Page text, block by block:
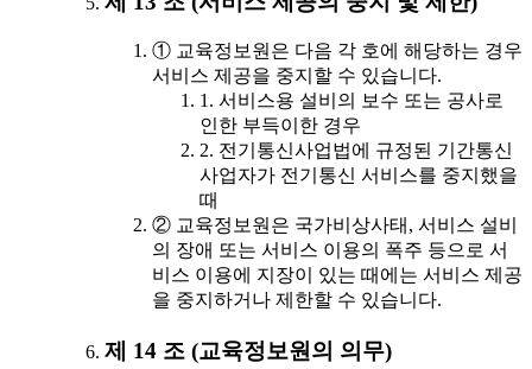
① 교육정보원은 다음 각 호에 해당하는 경우
서비스 제공을 중지할 수 있습니다.
1. 서비스용 설비의 보수 또는 공사로
인한 부득이한 경우
2. 전기통신사업법에 규정된 기간통신
사업자가 전기통신 서비스를 중지했을
때
② 교육정보원은 국가비상사태, 서비스 설비
의 장애 또는 서비스 이용의 폭주 등으로 서
비스 이용에 지장이 있는 때에는 서비스 제공
을 중지하거나 제한할 수 있습니다.
제 14 조 (교육정보원의 의무)